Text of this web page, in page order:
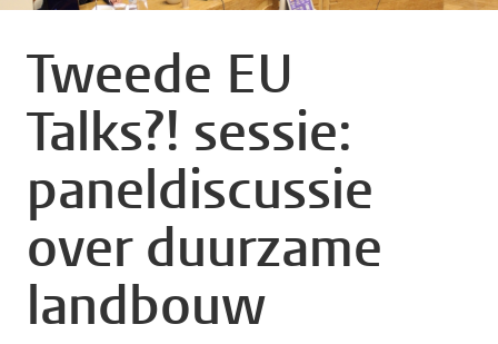
Tweede EU
Talks?! sessie:
paneldiscussie
over duurzame
landbouw